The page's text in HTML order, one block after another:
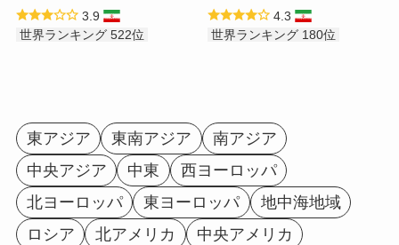
3.9
世界ランキング 522位
4.3
世界ランキング 180位
東アジア 東南アジア
南アジア
中央アジア
中東
西ヨーロッパ
北ヨーロッパ
東ヨーロッパ
地中海地域
ロシア
北アメリカ
中央アメリカ